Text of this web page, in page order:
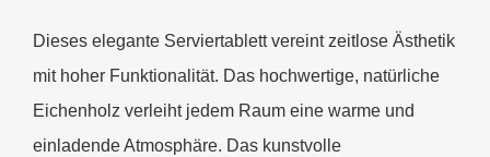
Dieses elegante Serviertablett vereint zeitlose Ästhetik
mit hoher Funktionalität. Das hochwertige, natürliche
Eichenholz verleiht jedem Raum eine warme und
einladende Atmosphäre. Das kunstvolle